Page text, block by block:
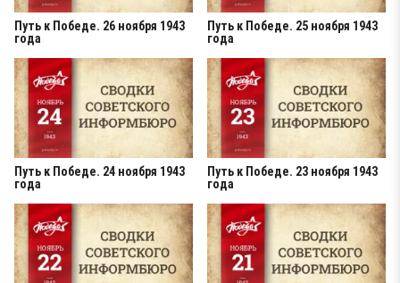
Путь к Победе. 26 ноября 1943
года
Путь к Победе. 25 ноября 1943
года
Путь к Победе. 24 ноября 1943
года
Путь к Победе. 23 ноября 1943
года